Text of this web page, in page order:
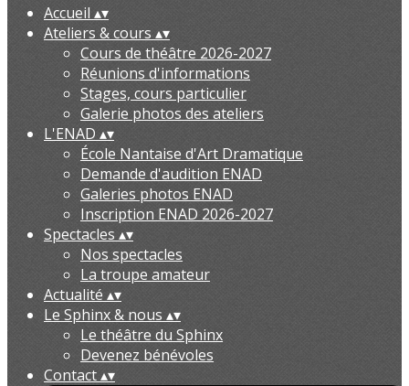
Accueil ▴▾
Ateliers & cours ▴▾
Cours de théâtre 2026-2027
Réunions d'informations
Stages, cours particulier
Galerie photos des ateliers
L'ENAD ▴▾
École Nantaise d'Art Dramatique
Demande d'audition ENAD
Galeries photos ENAD
Inscription ENAD 2026-2027
Spectacles ▴▾
Nos spectacles
La troupe amateur
Actualité ▴▾
Le Sphinx & nous ▴▾
Le théâtre du Sphinx
Devenez bénévoles
Contact▴▾